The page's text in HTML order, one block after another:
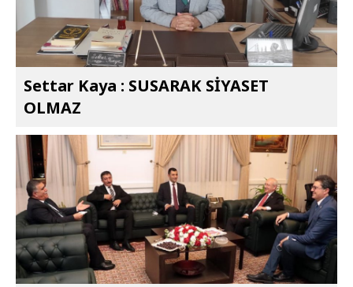
Settar Kaya : SUSARAK SİYASET
OLMAZ